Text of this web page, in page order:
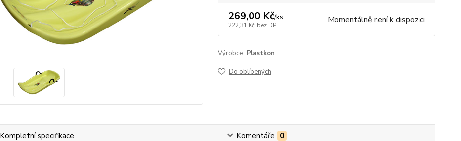
269,00 Kč/ks
222,31 Kč bez DPH Momentálně není k dispozici
Výrobce: Plastkon
Do oblíbených
Kompletní specifikace Komentáře 0